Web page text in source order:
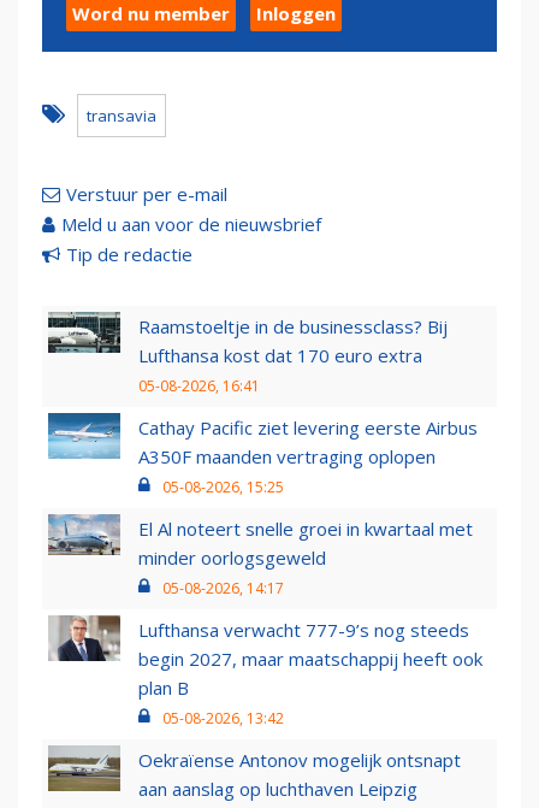
Word nu member Inloggen
transavia
Verstuur per e-mail
Meld u aan voor de nieuwsbrief
Tip de redactie
Raamstoeltje in de businessclass? Bij
Lufthansa kost dat 170 euro extra
05-08-2026, 16:41
Cathay Pacific ziet levering eerste Airbus
A350F maanden vertraging oplopen
05-08-2026, 15:25
El Al noteert snelle groei in kwartaal met
minder oorlogsgeweld
05-08-2026, 14:17
Lufthansa verwacht 777-9’s nog steeds
begin 2027, maar maatschappij heeft ook
plan B
05-08-2026, 13:42
Oekraïense Antonov mogelijk ontsnapt
aan aanslag op luchthaven Leipzig